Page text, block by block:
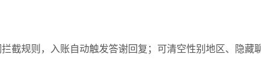
截规则，入账自动触发答谢回复；可清空性别地区、隐藏